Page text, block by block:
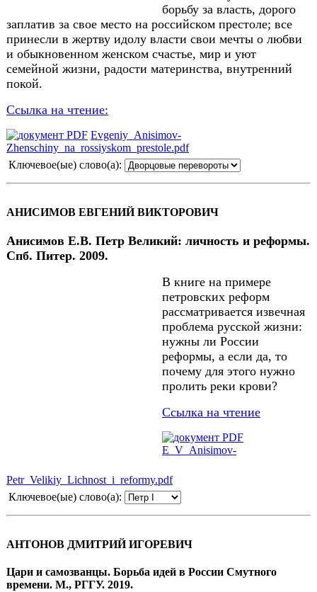
борьбу за власть, дорого
заплатив за свое место на российском престоле; все
принесли в жертву идолу власти свои мечты о любви
и обыкновенном женском счастье, мир и уют
семейной жизни, радости материнства, внутренний
покой.
Ссылка на чтение:
Evgeniy_Anisimov-
Zhenschiny_na_rossiyskom_prestole.pdf
Ключевое(ые) слово(а):
АНИСИМОВ ЕВГЕНИЙ ВИКТОРОВИЧ
Анисимов Е.В. Петр Великий: личность и реформы.
Спб. Питер. 2009.
В книге на примере
петровских реформ
рассматривается извечная
проблема русской жизни:
нужны ли России
реформы, а если да, то
почему для этого нужно
пролить реки крови?
Ссылка на чтение
E_V_Anisimov-
Petr_Velikiy_Lichnost_i_reformy.pdf
Ключевое(ые) слово(а):
АНТОНОВ ДМИТРИЙ ИГОРЕВИЧ
Цари и самозванцы. Борьба идей в России Смутного
времени. М., РГГУ. 2019.